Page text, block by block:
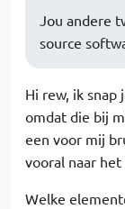
Jou andere
source
Hi rew, ik snap
omdat die bij
een voor mij
vooral naar
Welke